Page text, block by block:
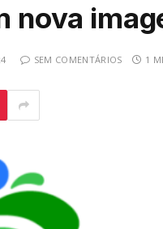
nova
SEM COMENTÁRIOS 1